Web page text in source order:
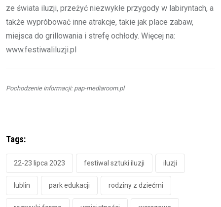
ze świata iluzji, przeżyć niezwykłe przygody w labiryntach, a
także wypróbować inne atrakcje, takie jak place zabaw,
miejsca do grillowania i strefę ochłody. Więcej na:
www.festiwaliluzji.pl
Pochodzenie informacji: pap-mediaroom.pl
Tags:
22-23 lipca 2023 festiwal sztuki iluzji iluzji
lublin park edukacji rodziny z dziećmi